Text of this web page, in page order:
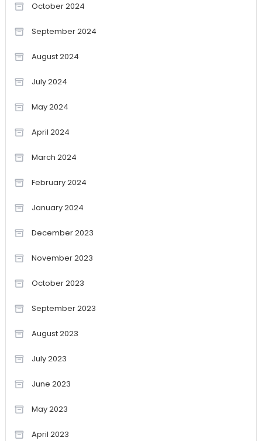
October 2024
September 2024
August 2024
July 2024
May 2024
April 2024
March 2024
February 2024
January 2024
December 2023
November 2023
October 2023
September 2023
August 2023
July 2023
June 2023
May 2023
April 2023